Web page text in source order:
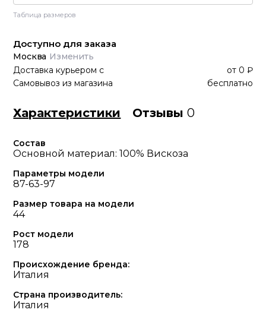
Таблица размеров
Доступно для заказа
Москва Изменить
Доставка курьером с от 0 ₽
Самовывоз из магазина
бесплатно
Характеристики Отзывы0
Состав
Основной материал: 100% Вискоза
Параметры модели
87-63-97
Размер товара на модели
44
Рост модели
178
Происхождение бренда:
Италия
Страна производитель:
Италия